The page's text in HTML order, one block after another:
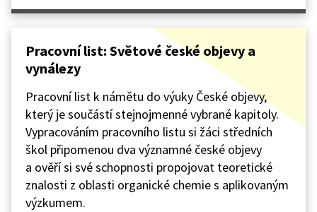
Pracovní list: Světové české objevy a
vynálezy
Pracovní list k námětu do výuky České objevy,
který je součástí stejnojmenné vybrané kapitoly.
Vypracováním pracovního listu si žáci středních
škol připomenou dva významné české objevy
a ověří si své schopnosti propojovat teoretické
znalosti z oblasti organické chemie s aplikovaným
výzkumem.